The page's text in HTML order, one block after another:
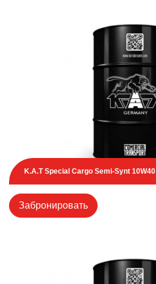
K.A.T Special Cargo Semi-Synt 10W40
Забронировать